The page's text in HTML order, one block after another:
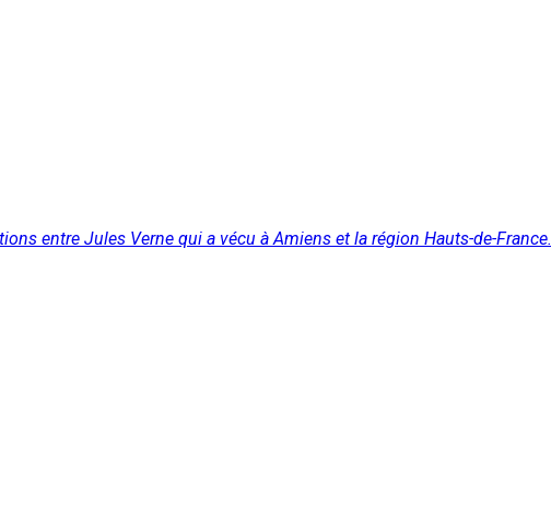
entre Jules Verne qui a vécu à Amiens et la région Hauts-de-France.